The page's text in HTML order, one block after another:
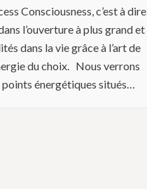
Consciousness, c’est à dire
l’ouverture à plus grand et
dans la vie grâce à l’art de
du choix. Nous verrons
énergétiques situés…